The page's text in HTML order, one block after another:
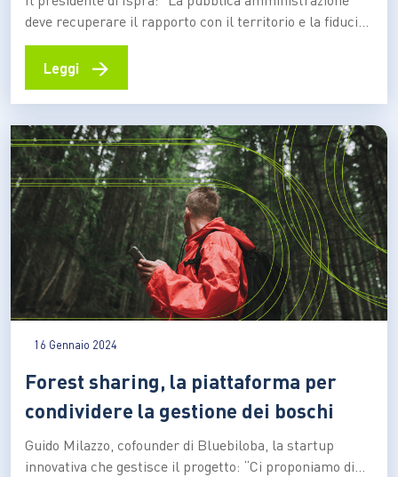
deve recuperare il rapporto con il territorio e la fiducia
dei cittadini se vogliamo rispondere correttamente alla
crisi internazionale e all’emergenza energetica. E non
incapacità di innovazione tecnologica o carenza di
investimenti in ricerca” “Il cambio…
Leggi →
16 Gennaio 2024
Forest sharing, la piattaforma per
condividere la gestione dei boschi
Guido Milazzo, cofounder di Bluebiloba, la startup
innovativa che gestisce il progetto: “Ci proponiamo di